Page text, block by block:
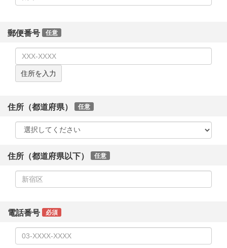
郵便番号 任意
住所を入力
住所（都道府県） 任意
住所（都道府県以下） 任意
電話番号 必須